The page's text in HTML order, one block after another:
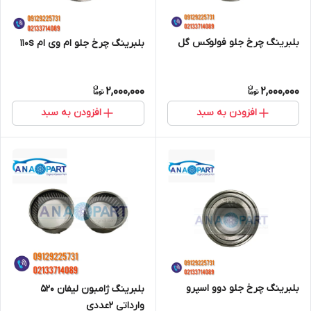
بلبرینگ چرخ جلو فولوکس گل
2,000,000
افزودن به سبد
بلبرینگ چرخ جلو ام وی ام 110s
2,000,000
افزودن به سبد
بلبرینگ چرخ جلو دوو اسپرو
بلبرینگ ژامبون لیفان 520
وارداتی 2عددی